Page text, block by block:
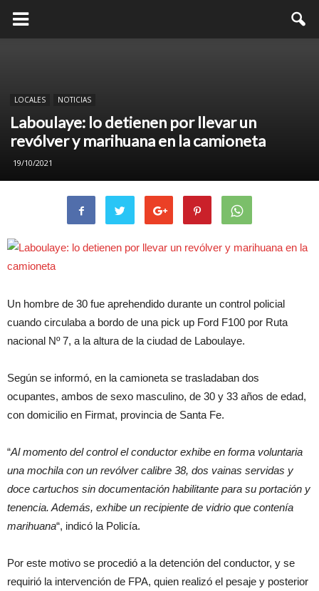
LOCALES NOTICIAS
Laboulaye: lo detienen por llevar un
revólver y marihuana en la camioneta
19/10/2021
Un hombre de 30 fue aprehendido durante un control policial
cuando circulaba a bordo de una pick up Ford F100 por Ruta
nacional Nº 7, a la altura de la ciudad de Laboulaye.
Según se informó, en la camioneta se trasladaban dos
ocupantes, ambos de sexo masculino, de 30 y 33 años de edad,
con domicilio en Firmat, provincia de Santa Fe.
“Al momento del control el conductor exhibe en forma voluntaria
una mochila con un revólver calibre 38, dos vainas servidas y
doce cartuchos sin documentación habilitante para su portación y
tenencia. Además, exhibe un recipiente de vidrio que contenía
marihuana“, indicó la Policía.
Por este motivo se procedió a la detención del conductor, y se
requirió la intervención de FPA, quien realizó el pesaje y posterior